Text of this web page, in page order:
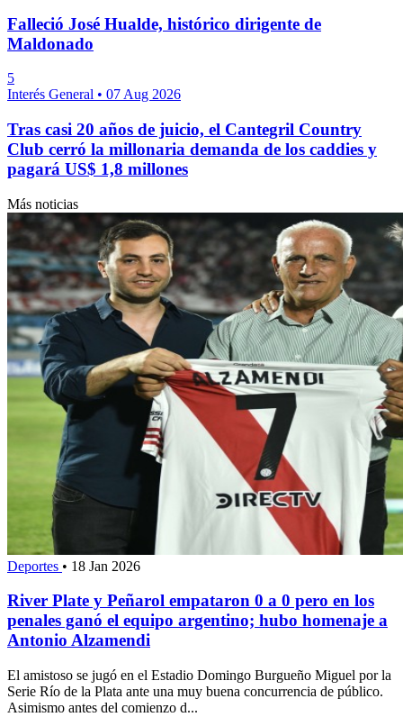
Falleció José Hualde, histórico dirigente de
Maldonado
5
Interés General • 07 Aug 2026
Tras casi 20 años de juicio, el Cantegril Country
Club cerró la millonaria demanda de los caddies y
pagará US$ 1,8 millones
Más noticias
Deportes • 18 Jan 2026
River Plate y Peñarol empataron 0 a 0 pero en los
penales ganó el equipo argentino; hubo homenaje a
Antonio Alzamendi
El amistoso se jugó en el Estadio Domingo Burgueño Miguel por la
Serie Río de la Plata ante una muy buena concurrencia de público.
Asimismo antes del comienzo d...